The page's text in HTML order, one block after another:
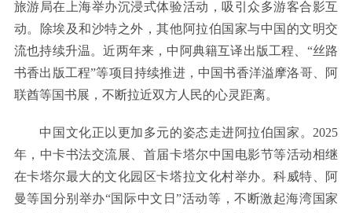
旅游局在上海举办沉浸式体验活动，吸引众多游客合影互
动。除埃及和沙特之外，其他阿拉伯国家与中国的文明交
流也持续升温。近两年来，中阿典籍互译出版工程、“丝路
书香出版工程”等项目持续推进，中国书香洋溢摩洛哥、阿
联酋等国书展，不断拉近双方人民的心灵距离。
中国文化正以更加多元的姿态走进阿拉伯国家。2025
年，中卡书法交流展、首届卡塔尔中国电影节等活动相继
在卡塔尔最大的文化园区卡塔拉文化村举办。科威特、阿
曼等国分别举办“国际中文日”活动等，不断激起海湾国家